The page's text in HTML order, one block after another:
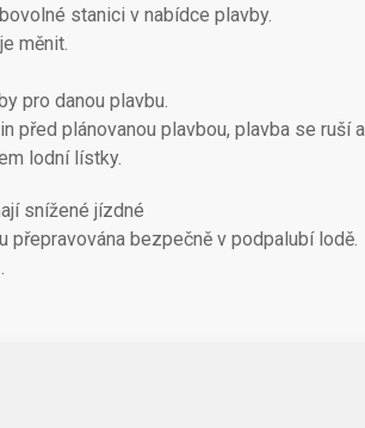
stanici v nabídce plavby.
měnit.
pro danou plavbu.
plánovanou plavbou, plavba se ruší
lodní lístky.
snížené jízdné
přepravována bezpečně v podpalubí lodě.